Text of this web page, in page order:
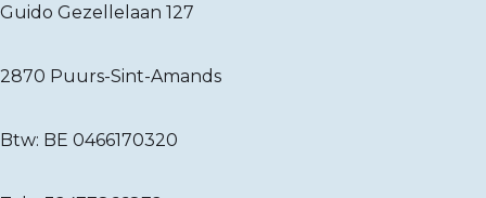
Guido Gezellelaan 127
2870 Puurs-Sint-Amands
Btw: BE 0466170320